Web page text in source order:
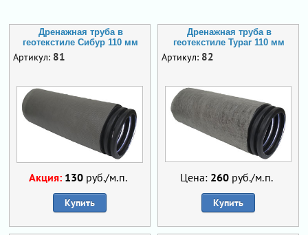
Дренажная труба в
геотекстиле Сибур 110 мм
Артикул: 81
Акция: 130 руб./м.п.
Купить
Дренажная труба в
геотекстиле Typar 110 мм
Артикул: 82
Цена: 260 руб./м.п.
Купить